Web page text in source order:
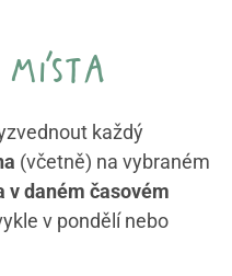
každý
(včetně) na vybraném
v daném časovém
v pondělí nebo